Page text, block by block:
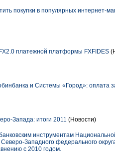
покупки в популярных интернет-
платежной платформы FXFIDES
и Системы «Город»: оплата
Запада: итоги 2011 (Новости)
инструментам
Западного федерального
с 2010 годом.